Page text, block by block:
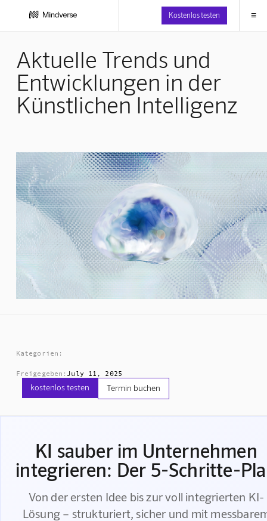
Kostenlos testen ≡
Aktuelle Trends und
Entwicklungen in der
Künstlichen Intelligenz
Kategorien:
Freigegeben: July 11, 2025
kostenlos testen Termin buchen
KI sauber im Unternehmen
integrieren: Der 5-Schritte-
Von der ersten Idee bis zur voll integrierten KI-
Lösung – strukturiert, sicher und mit